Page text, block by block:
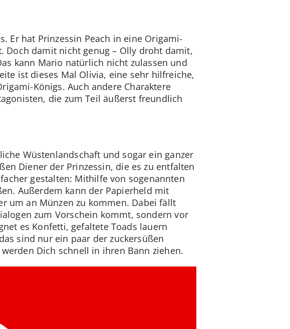
Er hat Prinzessin Peach in eine Origami-
Doch damit nicht genug – Olly droht damit,
kann Mario natürlich nicht zulassen und
ist dieses Mal Olivia, eine sehr hilfreiche,
Königs. Auch andere Charaktere
die zum Teil äußerst freundlich
Wüstenlandschaft und sogar ein ganzer
Diener der Prinzessin, die es zu entfalten
gestalten: Mithilfe von sogenannten
Außerdem kann der Papierheld mit
um an Münzen zu kommen. Dabei fällt
zum Vorschein kommt, sondern vor
es Konfetti, gefaltete Toads lauern
sind nur ein paar der zuckersüßen
Dich schnell in ihren Bann ziehen.